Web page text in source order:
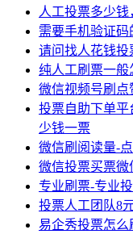
人工投票多少
需要手机验证码
请问找人花钱投
纯人工刷票一般
微信视频号刷点
投票自助下单平
少钱一票
微信刷阅读量-
微信投票买票微
专业刷票-专业
投票人工团队8
易企秀投票怎